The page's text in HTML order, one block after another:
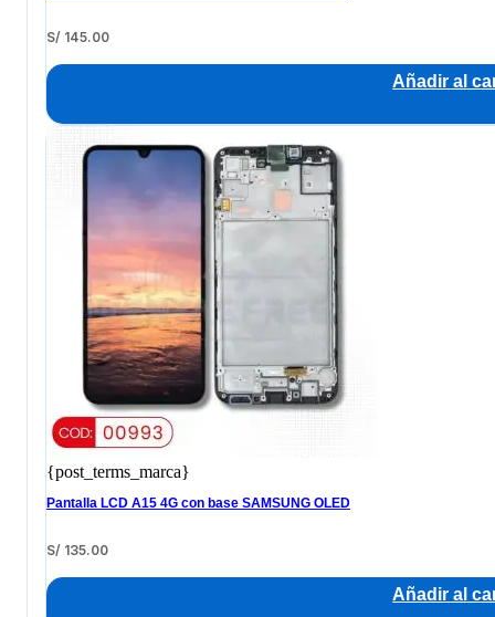
S/ 145.00
Añadir al
{post_terms_marca}
Pantalla LCD A15 4G con base SAMSUNG OLED
S/ 135.00
Añadir al